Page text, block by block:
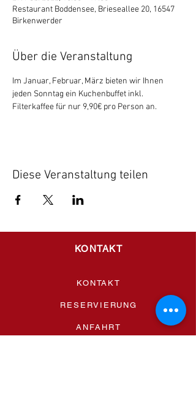
Restaurant Boddensee, Brieseallee 20, 16547
Birkenwerder
Über die Veranstaltung
Im Januar, Februar, März bieten wir Ihnen
jeden Sonntag ein Kuchenbuffet inkl.
Filterkaffee für nur 9,90€ pro Person an.
Diese Veranstaltung teilen
KONTAKT
KONTAKT
RESERVIERUNG
ANFAHRT